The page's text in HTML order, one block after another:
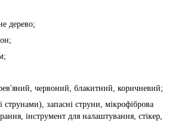
дерево;
червоний, блакитний, коричневий;
струнами), запасні струни, мікрофіброва
інструмент для налаштування, стікер,